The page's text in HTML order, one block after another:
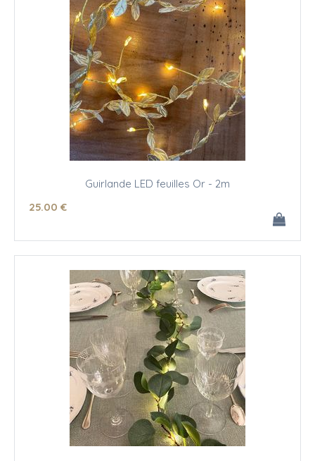
Guirlande LED feuilles Or - 2m
25.00 €